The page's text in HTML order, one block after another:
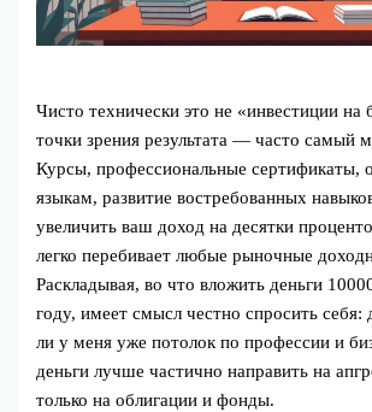
Чисто технически это не «инвестиции на
точки зрения результата — часто самый
Курсы, профессиональные сертификаты,
языкам, развитие востребованных
увеличить ваш доход на десятки
легко перебивает любые рыночные
Раскладывая, во что вложить деньги
году, имеет смысл честно спросить себя:
ли у меня уже потолок по профессии и
деньги лучше частично направить на
только на облигации и фонды.